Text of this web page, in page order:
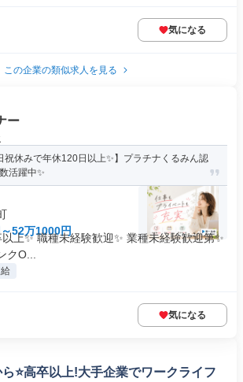
気になる
この企業の類似求人を見る
ー
祝休みで年休120日以上✨】プラチナくるみん認
活躍中✨
52万1000円
上✨ 職種未経験歓迎✨ 業種未経験歓迎第✨
クO...
気になる
⭐️高卒以上!大手企業でワークライフ